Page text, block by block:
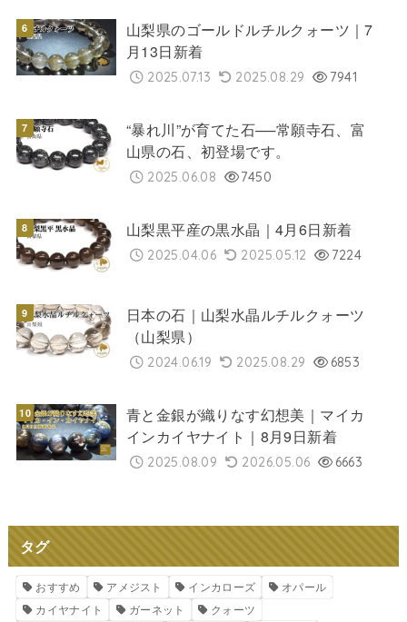
山梨県のゴールドルチルクォーツ｜7
月13日新着
2025.07.13 2025.08.29 7941
“暴れ川”が育てた石──常願寺石、富
山県の石、初登場です。
2025.06.08 7450
山梨黒平産の黒水晶｜4月6日新着
2025.04.06 2025.05.12 7224
日本の石｜山梨水晶ルチルクォーツ
（山梨県）
2024.06.19 2025.08.29 6853
青と金銀が織りなす幻想美｜マイカ
インカイヤナイト｜8月9日新着
2025.08.09 2026.05.06 6663
タグ
おすすめ アメジスト インカローズ
オパール
カイヤナイト
ガーネット
クォーツ